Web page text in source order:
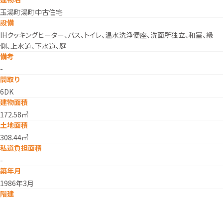
玉湯町湯町中古住宅
設備
IHクッキングヒーター、バス、トイレ、温水洗浄便座、洗面所独立、和室、縁
側、上水道、下水道、庭
備考
-
間取り
6DK
建物面積
172.58㎡
土地面積
308.44㎡
私道負担面積
-
築年月
1986年3月
階建